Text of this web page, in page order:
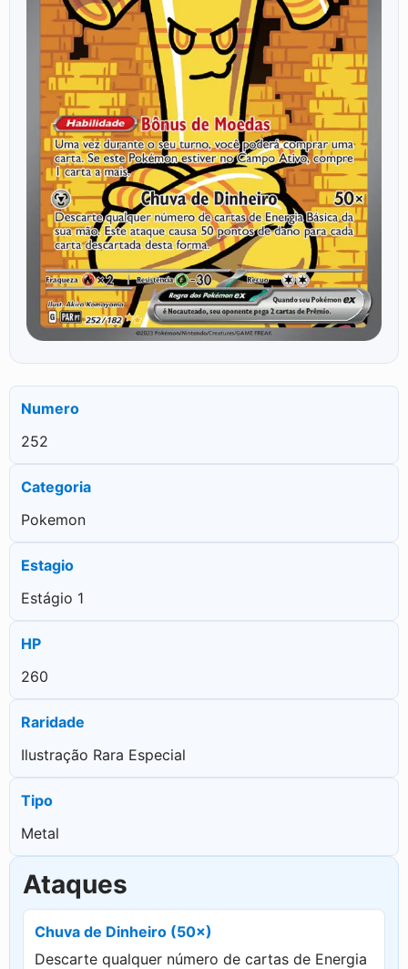
Numero
252
Categoria
Pokemon
Estagio
Estágio 1
HP
260
Raridade
Ilustração Rara Especial
Tipo
Metal
Ataques
Chuva de Dinheiro (50×)
Descarte qualquer número de cartas de Energia